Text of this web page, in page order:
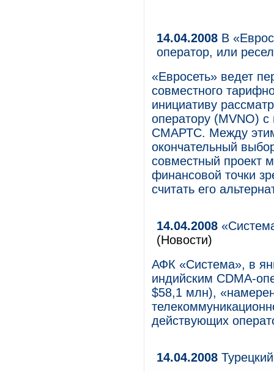
14.04.2008 В
оператор, или
«Евросеть» ведет
совместного
инициативу
оператору (MVNO)
СМАРТС. Между
окончательный
совместный проект
финансовой точки
считать его
14.04.2008
(Новости)
АФК «Система», в
индийским CDMA-
$58,1 млн),
действующих
14.04.2008